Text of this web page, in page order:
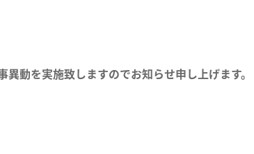
動を実施致しますのでお知らせ申し上げます。